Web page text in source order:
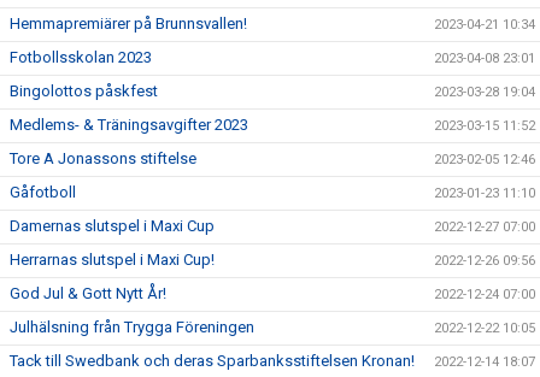
Hemmapremiärer på Brunnsvallen! 2023-04-21 10:34
Fotbollsskolan 2023 2023-04-08 23:01
Bingolottos påskfest 2023-03-28 19:04
Medlems- & Träningsavgifter 2023 2023-03-15 11:52
Tore A Jonassons stiftelse 2023-02-05 12:46
Gåfotboll 2023-01-23 11:10
Damernas slutspel i Maxi Cup 2022-12-27 07:00
Herrarnas slutspel i Maxi Cup! 2022-12-26 09:56
God Jul & Gott Nytt År! 2022-12-24 07:00
Julhälsning från Trygga Föreningen 2022-12-22 10:05
Tack till Swedbank och deras Sparbanksstiftelsen Kronan! 2022-12-14 18:07